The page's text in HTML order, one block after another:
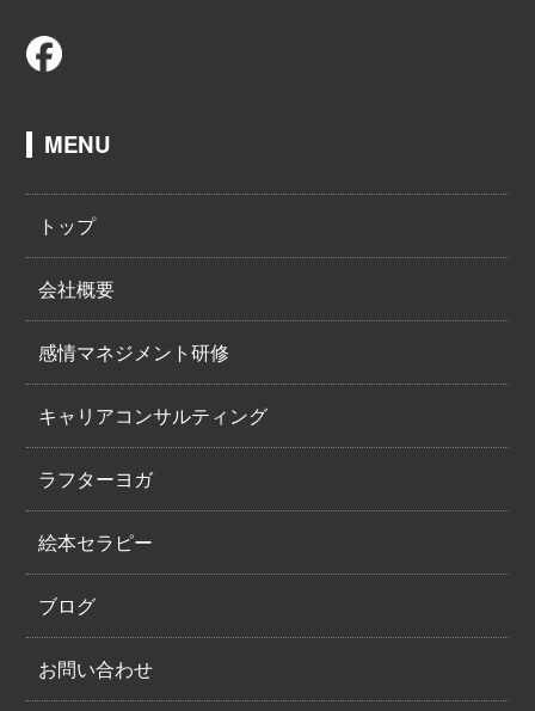
MENU
トップ
会社概要
感情マネジメント研修
キャリアコンサルティング
ラフターヨガ
絵本セラピー
ブログ
お問い合わせ